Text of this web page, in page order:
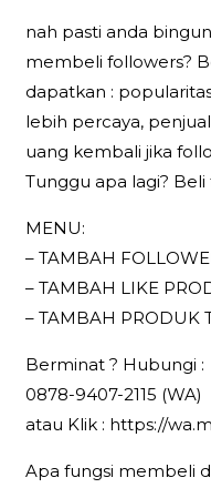
nah pasti anda
membeli followers?
dapatkan :
lebih percaya,
uang kembali jika
Tunggu apa lagi?
MENU:
– TAMBAH
– TAMBAH LIKE
– TAMBAH PRODUK
Berminat ? Hubungi :
0878-9407-2115 (WA)
atau Klik : https://
Apa fungsi membeli